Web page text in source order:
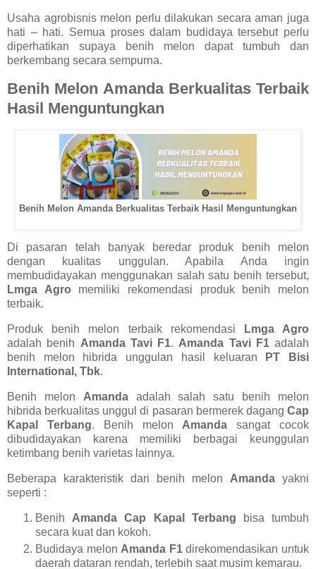
Usaha agrobisnis melon perlu dilakukan secara aman juga
hati – hati. Semua proses dalam budidaya tersebut perlu
diperhatikan supaya benih melon dapat tumbuh dan
berkembang secara sempurna.
Benih Melon Amanda Berkualitas Terbaik
Hasil Menguntungkan
Benih Melon Amanda Berkualitas Terbaik Hasil Menguntungkan
Di pasaran telah banyak beredar produk benih melon
dengan kualitas unggulan. Apabila Anda ingin
membudidayakan menggunakan salah satu benih tersebut,
Lmga Agro memiliki rekomendasi produk benih melon
terbaik.
Produk benih melon terbaik rekomendasi
Lmga Agro
adalah benih Amanda Tavi F1. Amanda Tavi F1adalah
benih melon hibrida unggulan hasil keluaran
PT Bisi
International, Tbk.
Benih melon Amandaadalah salah satu benih melon
hibrida berkualitas unggul di pasaran bermerek dagang Cap
Kapal Terbang. Benih melon Amanda sangat cocok
dibudidayakan karena memiliki berbagai keunggulan
ketimbang benih varietas lainnya.
Beberapa karakteristik dari benih melon Amanda yakni
seperti :
Benih Amanda Cap Kapal Terbang bisa tumbuh
secara kuat dan kokoh.
Budidaya melon Amanda F1direkomendasikan untuk
daerah dataran rendah, terlebih saat musim kemarau.